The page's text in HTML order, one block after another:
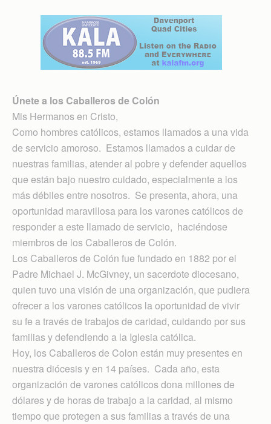
Únete a los Caballeros de Colón
Mis Hermanos en Cristo,
Como hombres católicos, estamos llamados a una vida
de servicio amoroso. Estamos llamados a cuidar de
nuestras familias, atender al pobre y defender aquellos
que están bajo nuestro cuidado, especialmente a los
más débiles entre nosotros. Se presenta, ahora, una
oportunidad maravillosa para los varones católicos de
responder a este llamado de servicio, haciéndose
miembros de los Caballeros de Colón.
Los Caballeros de Colón fue fundado en 1882 por el
Padre Michael J. McGivney, un sacerdote diocesano,
quien tuvo una visión de una organización, que pudiera
ofrecer a los varones católicos la oportunidad de vivir
su fe a través de trabajos de caridad, cuidando por sus
familias y defendiendo a la Iglesia católica.
Hoy, los Caballeros de Colon están muy presentes en
nuestra diócesis y en 14 países. Cada año, esta
organización de varones católicos dona millones de
dólares y de horas de trabajo a la caridad, al mismo
tiempo que protegen a sus familias a través de una